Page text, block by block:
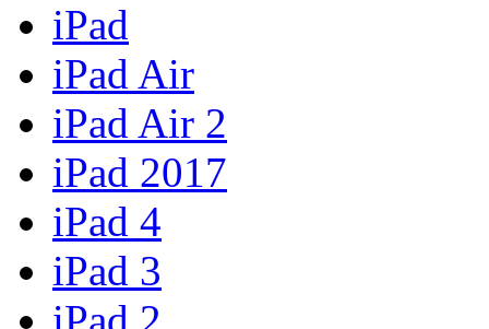
iPad
iPad Air
iPad Air 2
iPad 2017
iPad 4
iPad 3